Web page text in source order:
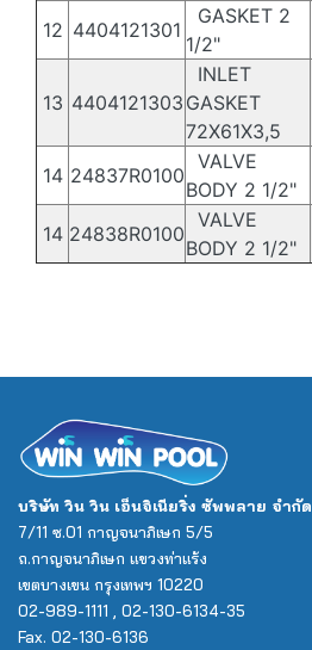
12 4404121301
GASKET 2
1/2"
13 4404121303
INLET
GASKET
72X61X3,5
14 24837R0100
VALVE
BODY 2 1/2"
14 24838R0100
VALVE
BODY 2 1/2"
บริษัท วิน วิน เอ็นจิเนียริ่ง ซัพพลาย จำกัด
7/11 ซ.01 กาญจนาภิเษก 5/5
ถ.กาญจนาภิเษก แขวงท่าแร้ง
เขตบางเขน กรุงเทพฯ 10220
02-989-1111 , 02-130-6134-35
Fax. 02-130-6136